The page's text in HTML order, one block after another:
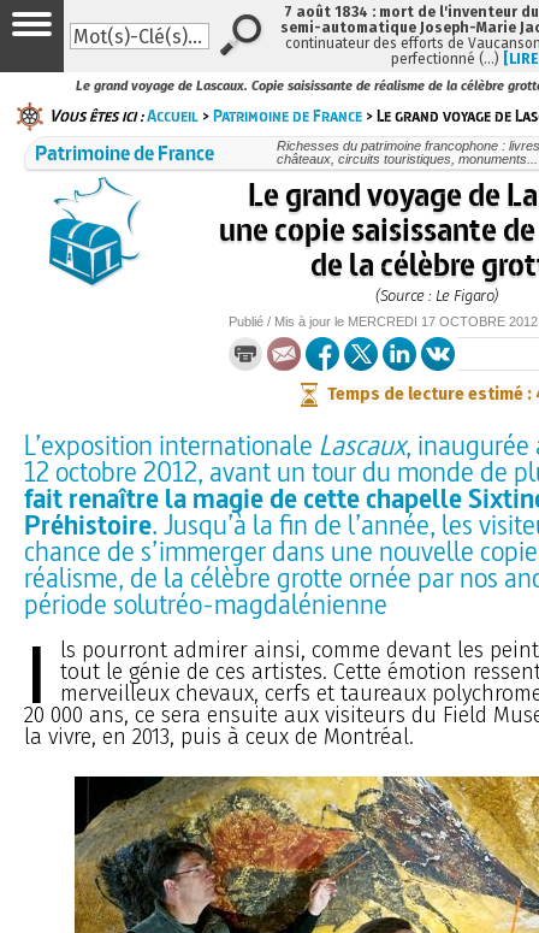
Le grand voyage de Lascaux. Copie saisissante de réalisme de la célèbre
Vous êtes ici :Accueil >Patrimoine de France > Le grand voyage de
Patrimoine de France
Richesses du patrimoine francophone :
châteaux, circuits touristiques, monuments...
Le grand voyage de
une copie saisissante
de la célèbre
(Source : Le Figaro)
Publié / Mis à jour le MERCREDI 17 OCTOBRE 2012
Temps de lecture estimé :
L’exposition internationale Lascaux, inaugurée
12 octobre 2012, avant un tour du monde de
fait renaître la magie de cette chapelle
Préhistoire. Jusqu’à la fin de l’année, les
chance de s’immerger dans une nouvelle
réalisme, de la célèbre grotte ornée par nos
période solutréo-magdalénienne
I
ls pourront admirer ainsi, comme devant les
tout le génie de ces artistes. Cette émotion
merveilleux chevaux, cerfs et taureaux
20 000 ans, ce sera ensuite aux visiteurs du Field
la vivre, en 2013, puis à ceux de Montréal.
7 août 1834 : mort de l'inventeur
semi-automatique Joseph-Marie
continuateur des efforts de
perfectionné (…)